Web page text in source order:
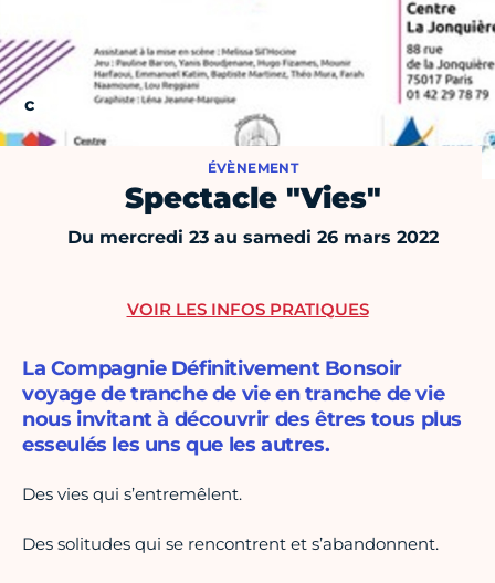
ÉVÈNEMENT
Spectacle "Vies"
Du mercredi 23 au samedi 26 mars 2022
La Compagnie Définitivement Bonsoir
voyage de tranche de vie en tranche de vie
nous invitant à découvrir des êtres tous plus
esseulés les uns que les autres.
Des vies qui s’entremêlent.
Des solitudes qui se rencontrent et s’abandonnent.
VOIR LES INFOS PRATIQUES